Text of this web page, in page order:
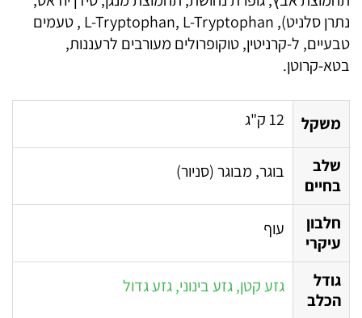
נתרן סלניט), L-Tryptophan, L-Tryptophan , טעמים
טבעיים, ל-קרניטין, טוקופרולים מעורבים לרעננות,
בטא-קרוטן.
משקל 12 ק"ג
שלב
בחיים
בוגר, מבוגר (סניור)
חלבון
עיקרי
עוף
גודל
הכלב
גזע קטן, גזע בינוני, גזע גדול